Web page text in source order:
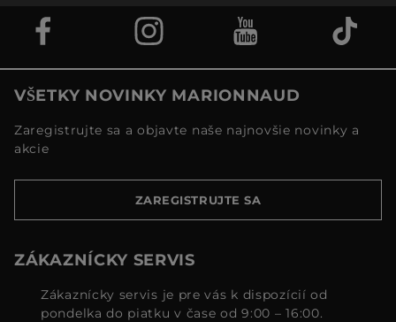
VŠETKY NOVINKY MARIONNAUD
Zaregistrujte sa a objavte naše najnovšie novinky a
akcie
ZAREGISTRUJTE SA
ZÁKAZNÍCKY SERVIS
Zákaznícky servis je pre vás k dispozícií od
pondelka do piatku v čase od 9:00 – 16:00.